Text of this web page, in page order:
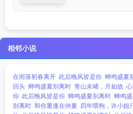
相邻小说
在雨落初春离开 此后晚风皆是你 蝉鸣盛夏
回头 蝉鸣盛夏别离时 青山未晞，月如故
你 此后晚风皆是你 蝉鸣盛夏别离时 蝉鸣
别离时 和你重逢在仲夏 四年喂狗，许小姐